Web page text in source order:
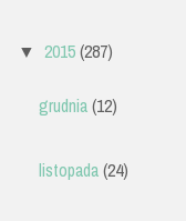
▼ 2015(287)
grudnia(12)
listopada(24)